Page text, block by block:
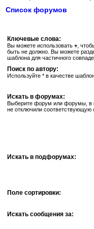
Список форумов
Ключевые слова:
Вы можете использовать + ,
быть не должно. Вы можете
шаблона для частичного
Поиск по автору:
Используйте * в качестве
Искать в форумах:
Выберите форум или форумы, в
не отключили соответствующую
Искать в подфорумах:
Поле сортировки:
Искать сообщения за: